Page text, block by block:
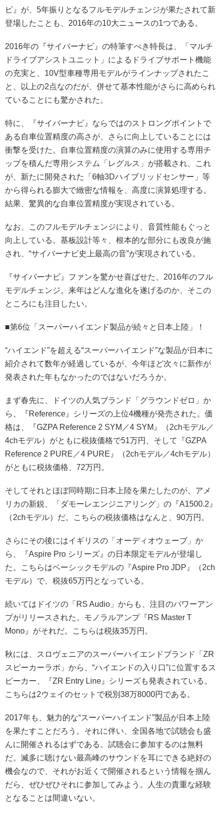
ビ』が、5年振りとなるフルモデルチェンジが果たされて新
登場したことも、2016年の10大ニュースの1つである。
2016年の『サイバーナビ』の特筆すべき特長は、「マルチ
ドライブアシストユニット」によるドライブサポート機能
の充実と、10V型車種専用モデルがラインナップされたこ
と、以上の2点なのだが、併せて基本性能がさらに高められ
ていることにも驚かされた。
特に、『サイバーナビ』ならではのストロングポイントで
ある自車位置精度の高さが、さらに向上していることには
衝撃を受けた。自車位置精度の演算のみに使用する専用チ
ップを積んだ専用システム「レグルス」が搭載され、これ
が、新たに開発された「6軸3Dハイブリッドセンサー」等
から得られる膨大で緻密な情報を、高度に演算処理する。
結果、驚異的な自車位置精度が実現されている。
なお、このフルモデルチェンジにより、音質性能もぐっと
向上している。基板設計等々、根本的な部分にも改良が施
され、“サイバーナビ史上最高の音”が実現されている。
『サイバーナビ』ファンを驚かせ喜ばせた、2016年のフル
モデルチェンジ。来年はどんな進化を遂げるのか、そこの
ところにも注目したい。
■第6位「スーパーハイエンド製品が続々と日本上陸」！
“ハイエンド”を超える“スーパーハイエンド”な製品が日本に
紹介されて数年が経過しているが、今年ほど次々に新作が
発表された年もなかったのではないだろうか。
まず春先に、ドイツの人気ブランド「グラウンドゼロ」か
ら、『Reference』シリーズの上位4機種が発売された。価
格は、『GZPA Reference 2 SYM／4 SYM』（2chモデル／
4chモデル）がともに税抜価格で51万円、そして『GZPA
Reference 2 PURE／4 PURE』（2chモデル／4chモデル）
がともに税抜価格、72万円。
そしてそれとほぼ同時期に日本上陸を果たしたのが、アメ
リカの新鋭、「ダモーレエンジニアリング」の『A1500.2』
（2chモデル）だ。こちらの税抜価格はなんと、90万円。
さらにその後にはイギリスの「オーディオウェーブ」か
ら、『Aspire Pro シリーズ』の日本限定モデルが登場し
た。こちらはベーシックモデルの『Aspire Pro JDP』（2ch
モデル）で、税抜65万円となっている。
続いてはドイツの「RS Audio」からも、注目のパワーアン
プがリリースされた。モノラルアンプ『RS Master T
Mono』がそれだ。こちらは税抜35万円。
秋には、スロヴェニアのスーパーハイエンドブランド「ZR
スピーカーラボ」から、“ハイエンドの入り口”に位置するス
ピーカー、『ZR Entry Line』シリーズも発表されている。
こちらは2ウェイのセットで税別38万8000円である。
2017年も、魅力的な“スーパーハイエンド”製品が日本上陸
を果たすことだろう。それに伴い、全国各地で試聴会も盛
んに開催されるはずである。試聴会に参加するのは無料
だ。滅多に聴けない最高峰のサウンドを耳にできる絶好の
機会なので、それがお近くで開催されるという情報を掴ん
だら、ぜひぜひそれに参加してみよう。人生の貴重な経験
となることは間違いない。